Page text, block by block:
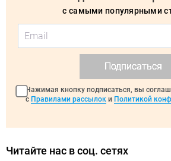
с самыми популярными
Подписаться
Нажимая кнопку подписаться, вы
с Правилами рассылок и Политикой
Читайте нас в соц. сетях